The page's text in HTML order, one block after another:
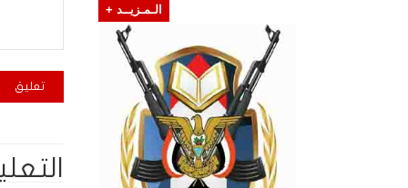
الـمـزيــد +